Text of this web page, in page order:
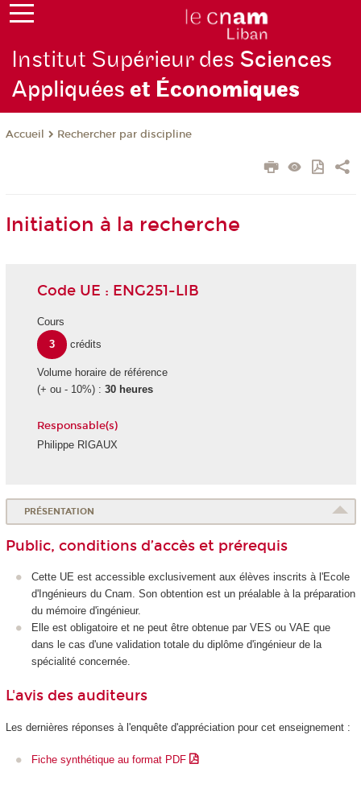
Institut Supérieur des Sciences
Appliquéeset Économiques
Accueil Rechercher par discipline
Initiation à la recherche
Code UE : ENG251-LIB
Cours
3
crédits
Volume horaire de référence
(+ ou - 10%) : 30 heures
Responsable(s)
Philippe RIGAUX
PRÉSENTATION
Public, conditions d’accès et prérequis
Cette UE est accessible exclusivement aux élèves inscrits à l'Ecole
d'Ingénieurs du Cnam. Son obtention est un préalable à la préparation
du mémoire d'ingénieur.
Elle est obligatoire et ne peut être obtenue par VES ou VAE que
dans le cas d'une validation totale du diplôme d'ingénieur de la
spécialité concernée.
L'avis des auditeurs
Les dernières réponses à l'enquête d'appréciation pour cet enseignement :
Fiche synthétique au format PDF